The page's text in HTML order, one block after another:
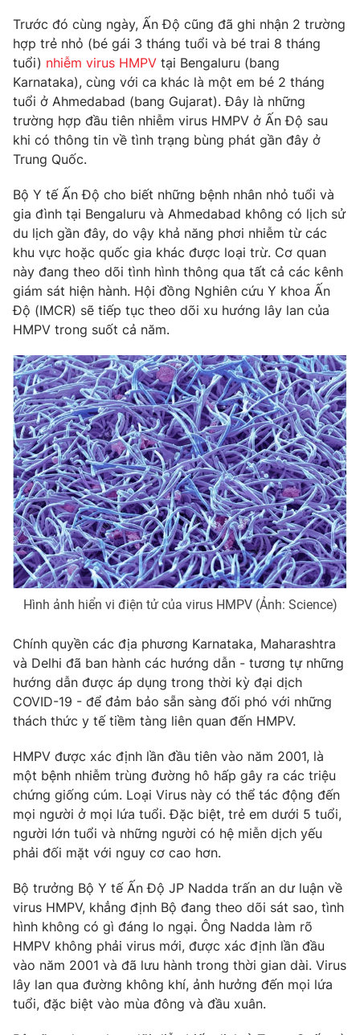
Nhân vật
Khán giả
Giải sao mai
Âm nhạc
Sao
Đời sống
Du lịch
Làm đẹp
Chất lượng cuộc sống
Giáo dục
Tuyển sinh
Học trực tuyến
Công nghệ
Hitech Công nghệ tương lai
Thị trường
Tư vấn
Giao lưu trực tuyến
Lịch phát sóng
Chuyên mục khác
Emagazine Podcast
Video Shorts video
VTV Money VTV Thể thao
VTV Sức khoẻ Bất động sản
Thị trường 24h Tấm lòng Việt
VTV4 Vươn mình bằng AI
Liên hệ tòa soạn English
THỜI BÁO VTV
Theo dõi báo trên
Đài Truyền hình Việt Nam
Cơ quan báo chí:
Thời báo VTV
Giấy phép hoạt động báo in và báo điện tử số 483/GP-BTTTT
cấp ngày 29/12/2023
Tổng Biên tập:Vũ Thanh Thủy
Phó Tổng Biên tập:Nguyễn Thị Mỹ Hạnh, Phạm Quốc Thắng,
Nguyễn Trọng Ninh
Trước đó cùng ngày, Ấn Độ cũng đã ghi nhận 2 trường
hợp trẻ nhỏ (bé gái 3 tháng tuổi và bé trai 8 tháng
tuổi) nhiễm virus HMPV tại Bengaluru (bang
Karnataka), cùng với ca khác là một em bé 2 tháng
tuổi ở Ahmedabad (bang Gujarat). Đây là những
trường hợp đầu tiên nhiễm virus HMPV ở Ấn Độ sau
khi có thông tin về tình trạng bùng phát gần đây ở
Trung Quốc.
Bộ Y tế Ấn Độ cho biết những bệnh nhân nhỏ tuổi và
gia đình tại Bengaluru và Ahmedabad không có lịch sử
du lịch gần đây, do vậy khả năng phơi nhiễm từ các
khu vực hoặc quốc gia khác được loại trừ. Cơ quan
này đang theo dõi tình hình thông qua tất cả các kênh
giám sát hiện hành. Hội đồng Nghiên cứu Y khoa Ấn
Độ (IMCR) sẽ tiếp tục theo dõi xu hướng lây lan của
HMPV trong suốt cả năm.
Hình ảnh hiển vi điện tử của virus HMPV (Ảnh: Science)
Chính quyền các địa phương Karnataka, Maharashtra
và Delhi đã ban hành các hướng dẫn - tương tự những
hướng dẫn được áp dụng trong thời kỳ đại dịch
COVID-19 - để đảm bảo sẵn sàng đối phó với những
thách thức y tế tiềm tàng liên quan đến HMPV.
HMPV được xác định lần đầu tiên vào năm 2001, là
một bệnh nhiễm trùng đường hô hấp gây ra các triệu
chứng giống cúm. Loại Virus này có thể tác động đến
mọi người ở mọi lứa tuổi. Đặc biệt, trẻ em dưới 5 tuổi,
người lớn tuổi và những người có hệ miễn dịch yếu
phải đối mặt với nguy cơ cao hơn.
Bộ trưởng Bộ Y tế Ấn Độ JP Nadda trấn an dư luận về
virus HMPV, khẳng định Bộ đang theo dõi sát sao, tình
hình không có gì đáng lo ngại. Ông Nadda làm rõ
HMPV không phải virus mới, được xác định lần đầu
vào năm 2001 và đã lưu hành trong thời gian dài. Virus
lây lan qua đường không khí, ảnh hưởng đến mọi lứa
tuổi, đặc biệt vào mùa đông và đầu xuân.